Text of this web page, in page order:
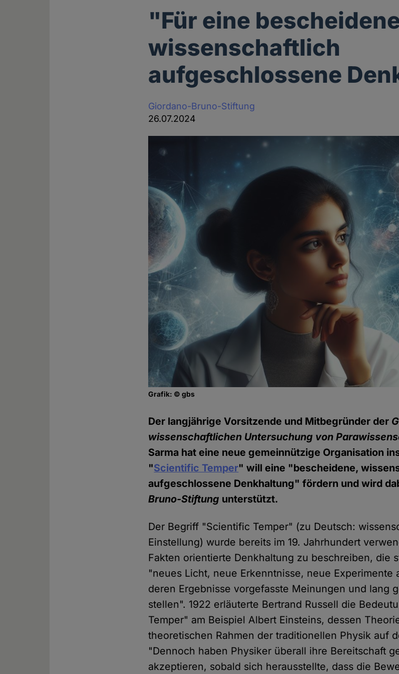
"Für eine
wissenschaftlich
aufgeschlossene
Giordano-Bruno-Stiftung
26.07.2024
Grafik: © gbs
Der langjährige Vorsitzende und Mitbegründer der
wissenschaftlichen Untersuchung von
Sarma hat eine neue gemeinnützige Organisation
"Scientific Temper" will eine "bescheidene,
aufgeschlossene Denkhaltung" fördern und wird
Bruno-Stiftung unterstützt.
Der Begriff "Scientific Temper" (zu Deutsch:
Einstellung) wurde bereits im 19. Jahrhundert
Fakten orientierte Denkhaltung zu beschreiben, die
"neues Licht, neue Erkenntnisse, neue Experimente
deren Ergebnisse vorgefasste Meinungen und lang
stellen". 1922 erläuterte Bertrand Russell die
Temper" am Beispiel Albert Einsteins, dessen
theoretischen Rahmen der traditionellen Physik auf
"Dennoch haben Physiker überall ihre Bereitschaft
akzeptieren, sobald sich herausstellte, dass die